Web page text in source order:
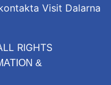
Visit Dalarna
RIGHTS
&